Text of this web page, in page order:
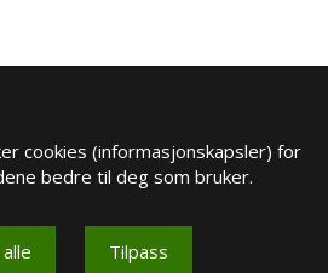
cookies (informasjonskapsler) for
bedre til deg som bruker.
Tilpass